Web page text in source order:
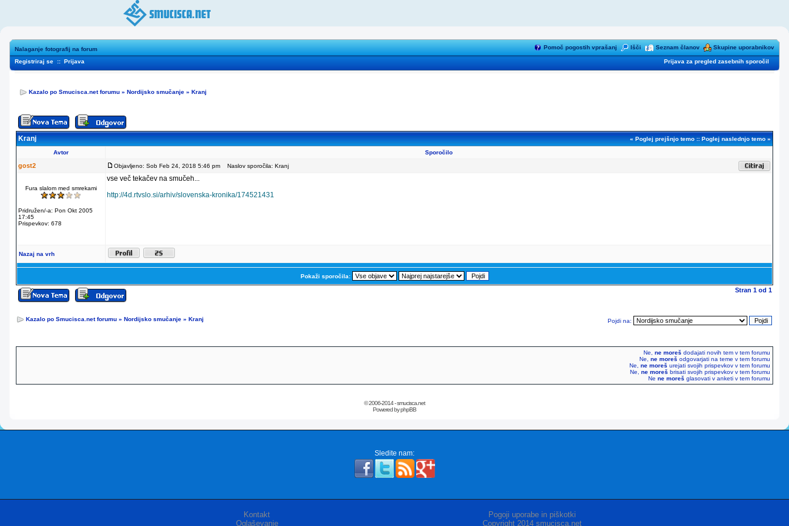
Nalaganje fotografij na forum Pomoč pogostih vprašanj Išči Seznam članov Skupine uporabnikov
Registriraj se :: Prijava Prijava za pregled zasebnih sporočil
Kazalo po Smucisca.net forumu » Nordijsko smučanje » Kranj
Kranj « Poglej prejšnjo temo :: Poglej naslednjo temo »
Avtor Sporočilo
gost2 Objavljeno: Sob Feb 24, 2018 5:46 pm Naslov sporočila: Kranj
Fura slalom med smrekami
Pridružen/-a: Pon Okt 2005
17:45
Prispevkov: 678
vse več tekačev na smučeh...
http://4d.rtvslo.si/arhiv/slovenska-kronika/174521431
Nazaj na vrh
Pokaži sporočila:
Stran 1 od 1
Kazalo po Smucisca.net forumu » Nordijsko smučanje » Kranj Pojdi na:
Ne, ne moreš dodajati novih tem v tem forumu
Ne, ne moreš odgovarjati na teme v tem forumu
Ne, ne moreš urejati svojih prispevkov v tem forumu
Ne, ne moreš brisati svojih prispevkov v tem forumu
Ne ne moreš glasovati v anketi v tem forumu
© 2006-2014 - smucisca.net
Powered by phpBB
Sledite nam:
Kontakt
Oglaševanje
Pogoji uporabe in piškotki
Copyright 2014 smucisca.net